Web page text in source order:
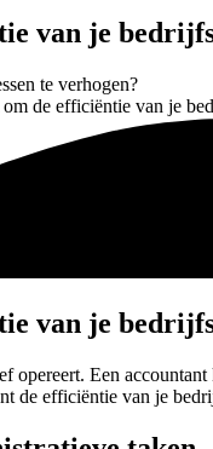
van je
van je
Een
de efficiëntie van je